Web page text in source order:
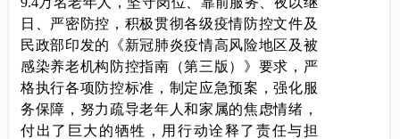
日、严密防控，积极贯彻各级疫情防控文件及
民政部印发的《新冠肺炎疫情高风险地区及被
感染养老机构防控指南（第三版）》要求，严
格执行各项防控标准，制定应急预案，强化服
务保障，努力疏导老年人和家属的焦虑情绪，
付出了巨大的牺牲，用行动诠释了责任与担